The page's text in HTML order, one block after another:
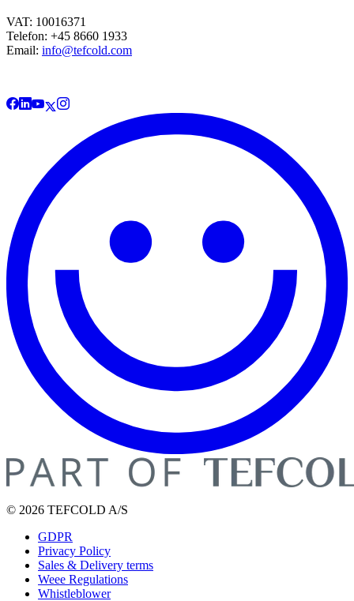
VAT: 10016371
Telefon: +45 8660 1933
Email: info@tefcold.com
© 2026 TEFCOLD A/S
GDPR
Privacy Policy
Sales & Delivery terms
Weee Regulations
Whistleblower